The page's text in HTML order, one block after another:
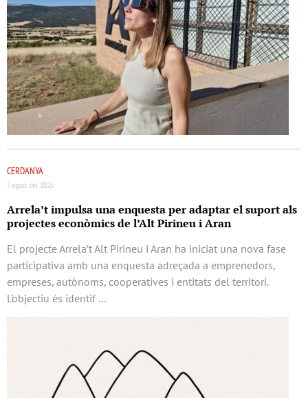
CERDANYA
7 agost del 2026
Arrela’t impulsa una enquesta per adaptar el suport als
projectes econòmics de l’Alt Pirineu i Aran
El projecte Arrela’t Alt Pirineu i Aran ha iniciat una nova fase
participativa amb una enquesta adreçada a emprenedors,
empreses, autònoms, cooperatives i entitats del territori.
L’objectiu és identif …